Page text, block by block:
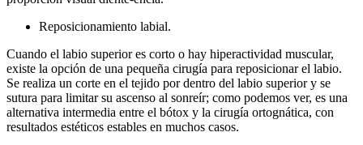
Reposicionamiento labial.
Cuando el labio superior es corto o hay hiperactividad muscular,
existe la opción de una pequeña cirugía para reposicionar el labio.
Se realiza un corte en el tejido por dentro del labio superior y se
sutura para limitar su ascenso al sonreír; como podemos ver, es una
alternativa intermedia entre el bótox y la cirugía ortognática, con
resultados estéticos estables en muchos casos.